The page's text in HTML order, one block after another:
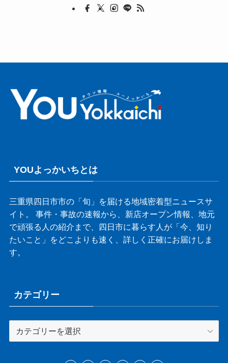
YOUよっかいちとは
三重県四日市市の「旬」を届ける地域密着型ニュースサ
イト。 事件・事故の速報から、新店オープン情報、地元
で頑張る人の紹介まで、四日市に暮らす人が「今、知り
たいこと」をどこよりも速く、詳しく正確にお届けしま
す。
カテゴリー
テ